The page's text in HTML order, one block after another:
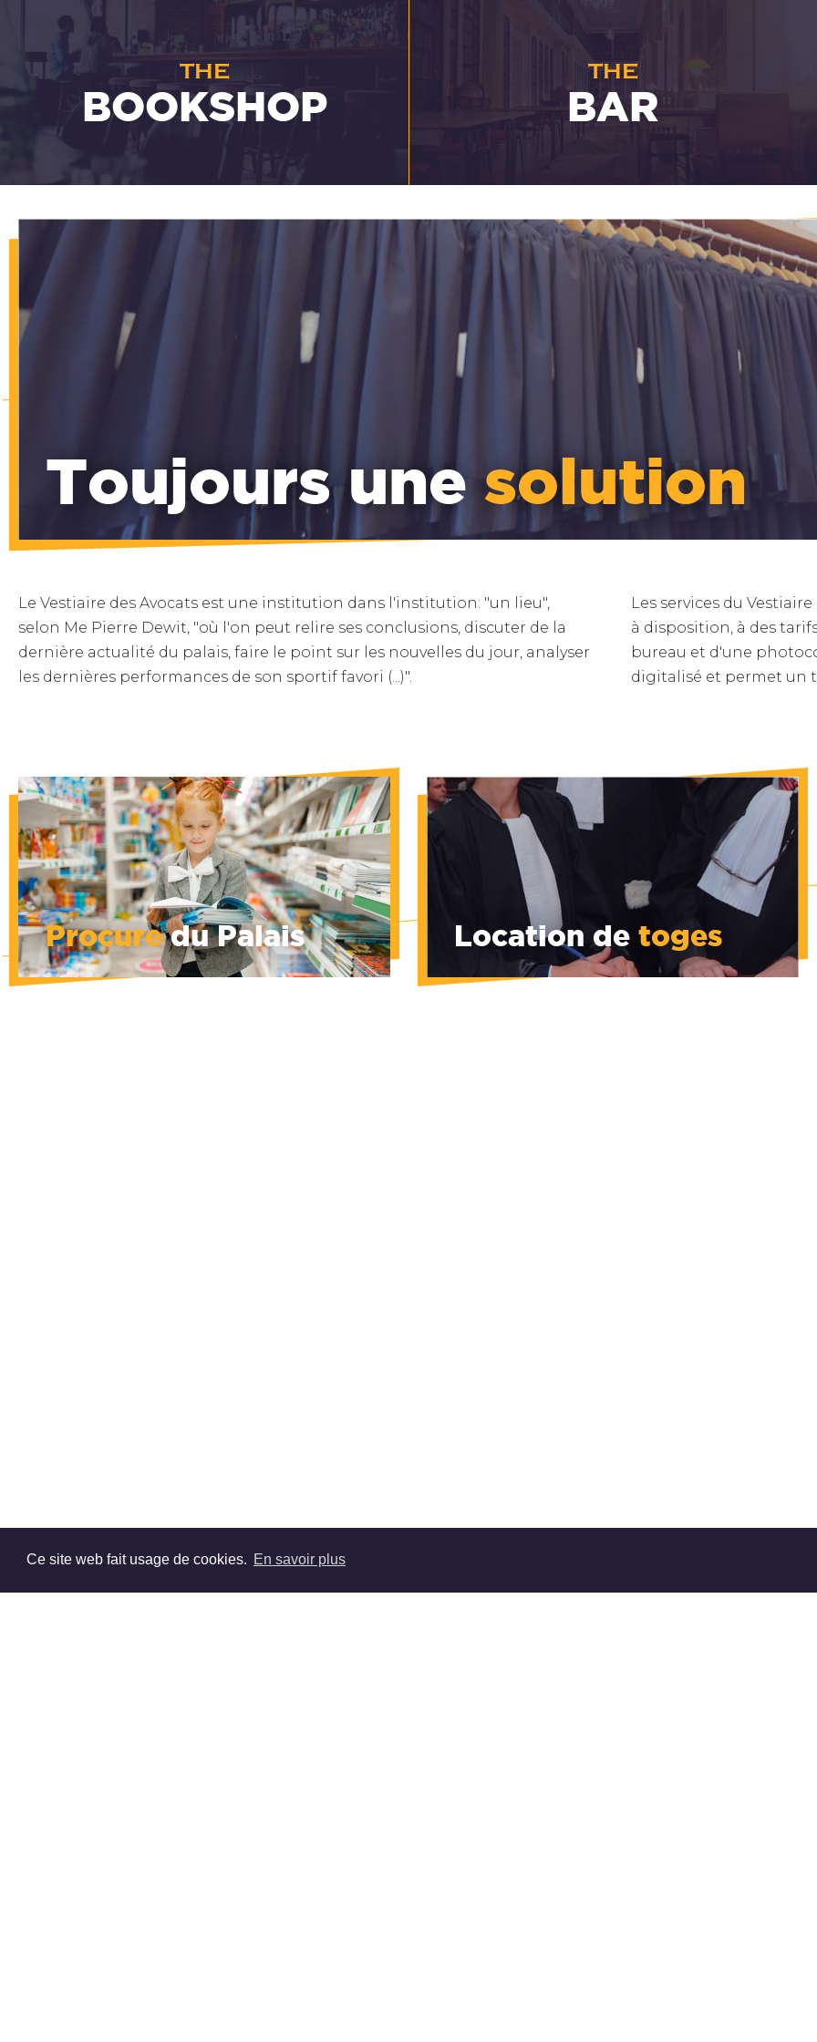
Ce site web fait usage de cookies. En savoir plus
THE
BOOKSHOP
THE
BAR
Toujours unesolution
Le Vestiaire des Avocats est une institution dans l'institution: "un lieu",
selon Me Pierre Dewit, "où l'on peut relire ses conclusions, discuter de la
dernière actualité du palais, faire le point sur les nouvelles du jour, analyser
les dernières performances de son sportif favori (...)".
Les services du
à disposition, à des
bureau et d'une
digitalisé et permet un
Impression de dernière minute, petites
fournitures de bureau, bavettes...
Demandez-nous ce dont vous avez besoin
et nous ferons l'impossible pour vous
l'obtenir.
Procuredu Palais
De nouvelles toges sont à votre disposition
au vestiaire, en taille Small, Large et Xtra
Large au prix de 3 € la location.
Location de toges